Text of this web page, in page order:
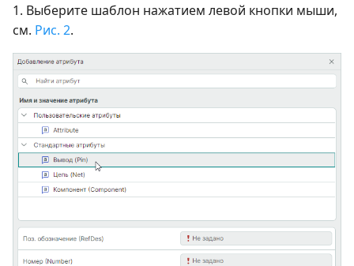
1. Выберите шаблон нажатием левой кнопки мыши,
см. Рис. 2.